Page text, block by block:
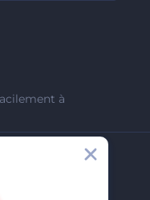
à